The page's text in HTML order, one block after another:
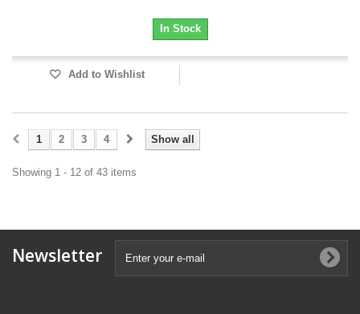
In Stock
Add to Wishlist
Show all
1 2 3 4
Showing 1 - 12 of 43 items
Newsletter